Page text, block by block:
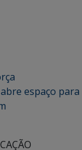
espaço para